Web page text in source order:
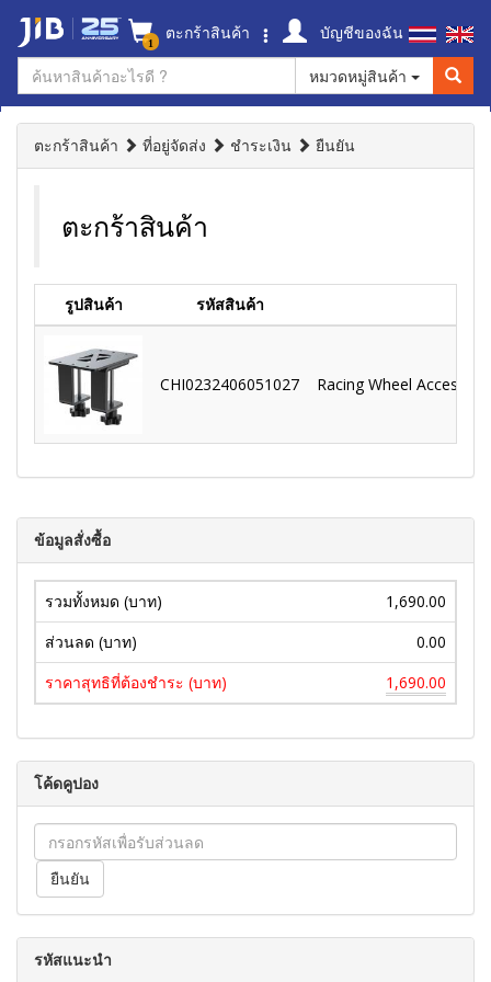
1 ตะกร้าสินค้า
บัญชีของฉัน
หมวดหมู่สินค้า
ตะกร้าสินค้า ที่อยู่จัดส่ง ชำระเงิน ยืนยัน
ตะกร้าสินค้า
รูปสินค้า รหัสสินค้า
CHI0232406051027 Racing Wheel
ข้อมูลสั่งซื้อ
รวมทั้งหมด (บาท)
1,690.00
ส่วนลด (บาท)
0.00
ราคาสุทธิที่ต้องชำระ (บาท)
1,690.00
โค้ดคูปอง
รหัสแนะนำ